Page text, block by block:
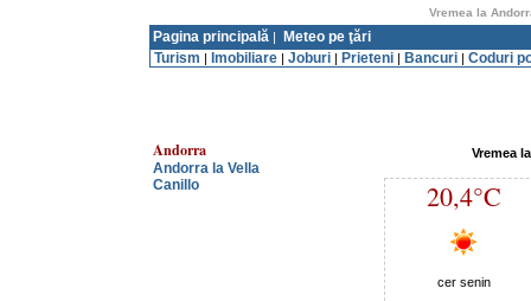
Vremea la
Pagina principală |
Meteo pe ţări
Turism | Imobiliare | Joburi | Prieteni | Bancuri | Coduri
Andorra
Andorra la Vella
Canillo
Vremea
20,4°C
cer senin